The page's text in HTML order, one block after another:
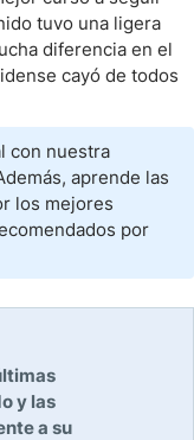
tuvo una ligera
diferencia en el
cayó de todos
con nuestra
aprende las
los mejores
por
y las
a su